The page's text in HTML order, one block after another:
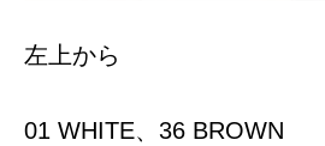
左上から
01 WHITE、36 BROWN